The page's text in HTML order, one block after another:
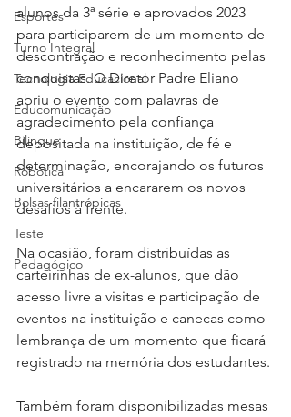
Esportes
Turno Integral
Tecnologia Educacional
Educomunicação
Bilíngue
Robótica
Bolsas filantrópicas
Teste
Pedagógico
alunos da 3ª série e aprovados 2023
para participarem de um momento de
descontração e reconhecimento pelas
conquistas. O Diretor Padre Eliano
abriu o evento com palavras de
agradecimento pela confiança
depositada na instituição, de fé e
determinação, encorajando os futuros
universitários a encararem os novos
desafios à frente.
Na ocasião, foram distribuídas as
carteirinhas de ex-alunos, que dão
acesso livre a visitas e participação de
eventos na instituição e canecas como
lembrança de um momento que ficará
registrado na memória dos estudantes.
Também foram disponibilizadas mesas